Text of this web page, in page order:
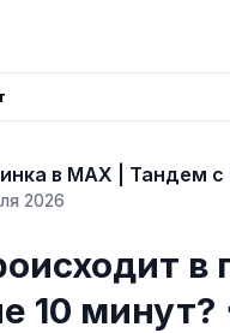
в MAX | Тандем с
2026
в
10 минут?